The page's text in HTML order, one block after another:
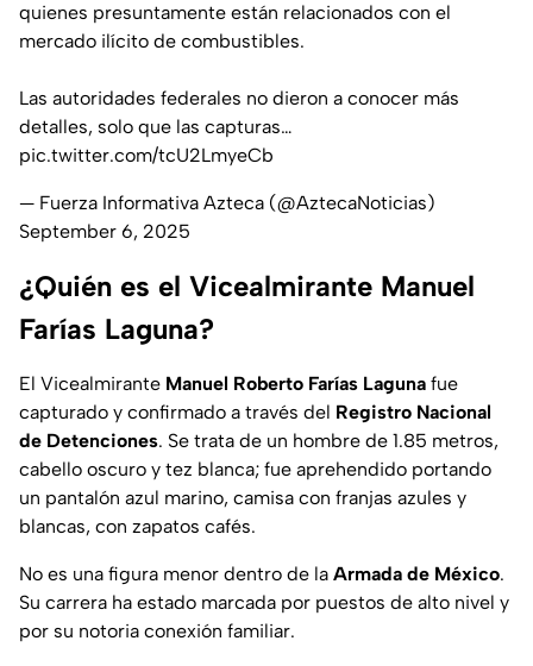
quienes presuntamente están relacionados con el
mercado ilícito de combustibles.
Las autoridades federales no dieron a conocer más
detalles, solo que las capturas…
pic.twitter.com/tcU2LmyeCb
— Fuerza Informativa Azteca (@AztecaNoticias)
September 6, 2025
¿Quién es el Vicealmirante Manuel
Farías Laguna?
El Vicealmirante Manuel Roberto Farías Laguna fue
capturado y confirmado a través del Registro Nacional
de Detenciones. Se trata de un hombre de 1.85 metros,
cabello oscuro y tez blanca; fue aprehendido portando
un pantalón azul marino, camisa con franjas azules y
blancas, con zapatos cafés.
No es una figura menor dentro de la Armada de México.
Su carrera ha estado marcada por puestos de alto nivel y
por su notoria conexión familiar.